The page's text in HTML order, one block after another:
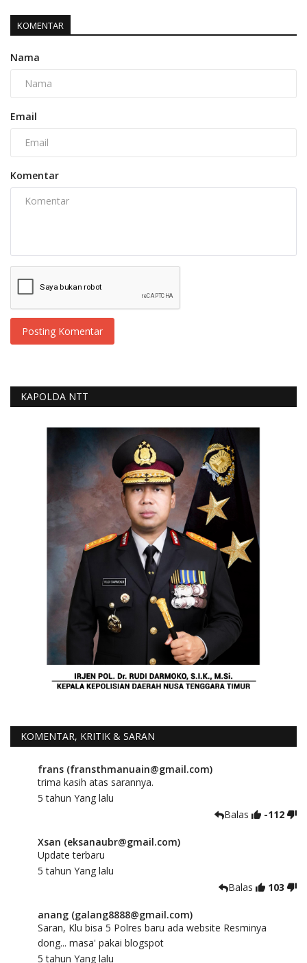
KOMENTAR
Nama
Email
Komentar
Posting Komentar
KAPOLDA NTT
KOMENTAR, KRITIK & SARAN
frans (fransthmanuain@gmail.com)
trima kasih atas sarannya.
5 tahun Yang lalu
Balas
-112
Xsan (eksanaubr@gmail.com)
Update terbaru
5 tahun Yang lalu
Balas
103
anang (galang8888@gmail.com)
Saran, Klu bisa 5 Polres baru ada website Resminya
dong... masa' pakai blogspot
5 tahun Yang lalu